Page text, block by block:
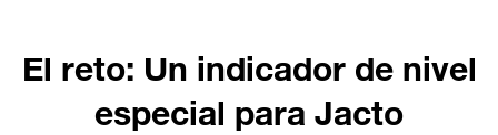
El reto: Un indicador de nivel
especial para Jacto